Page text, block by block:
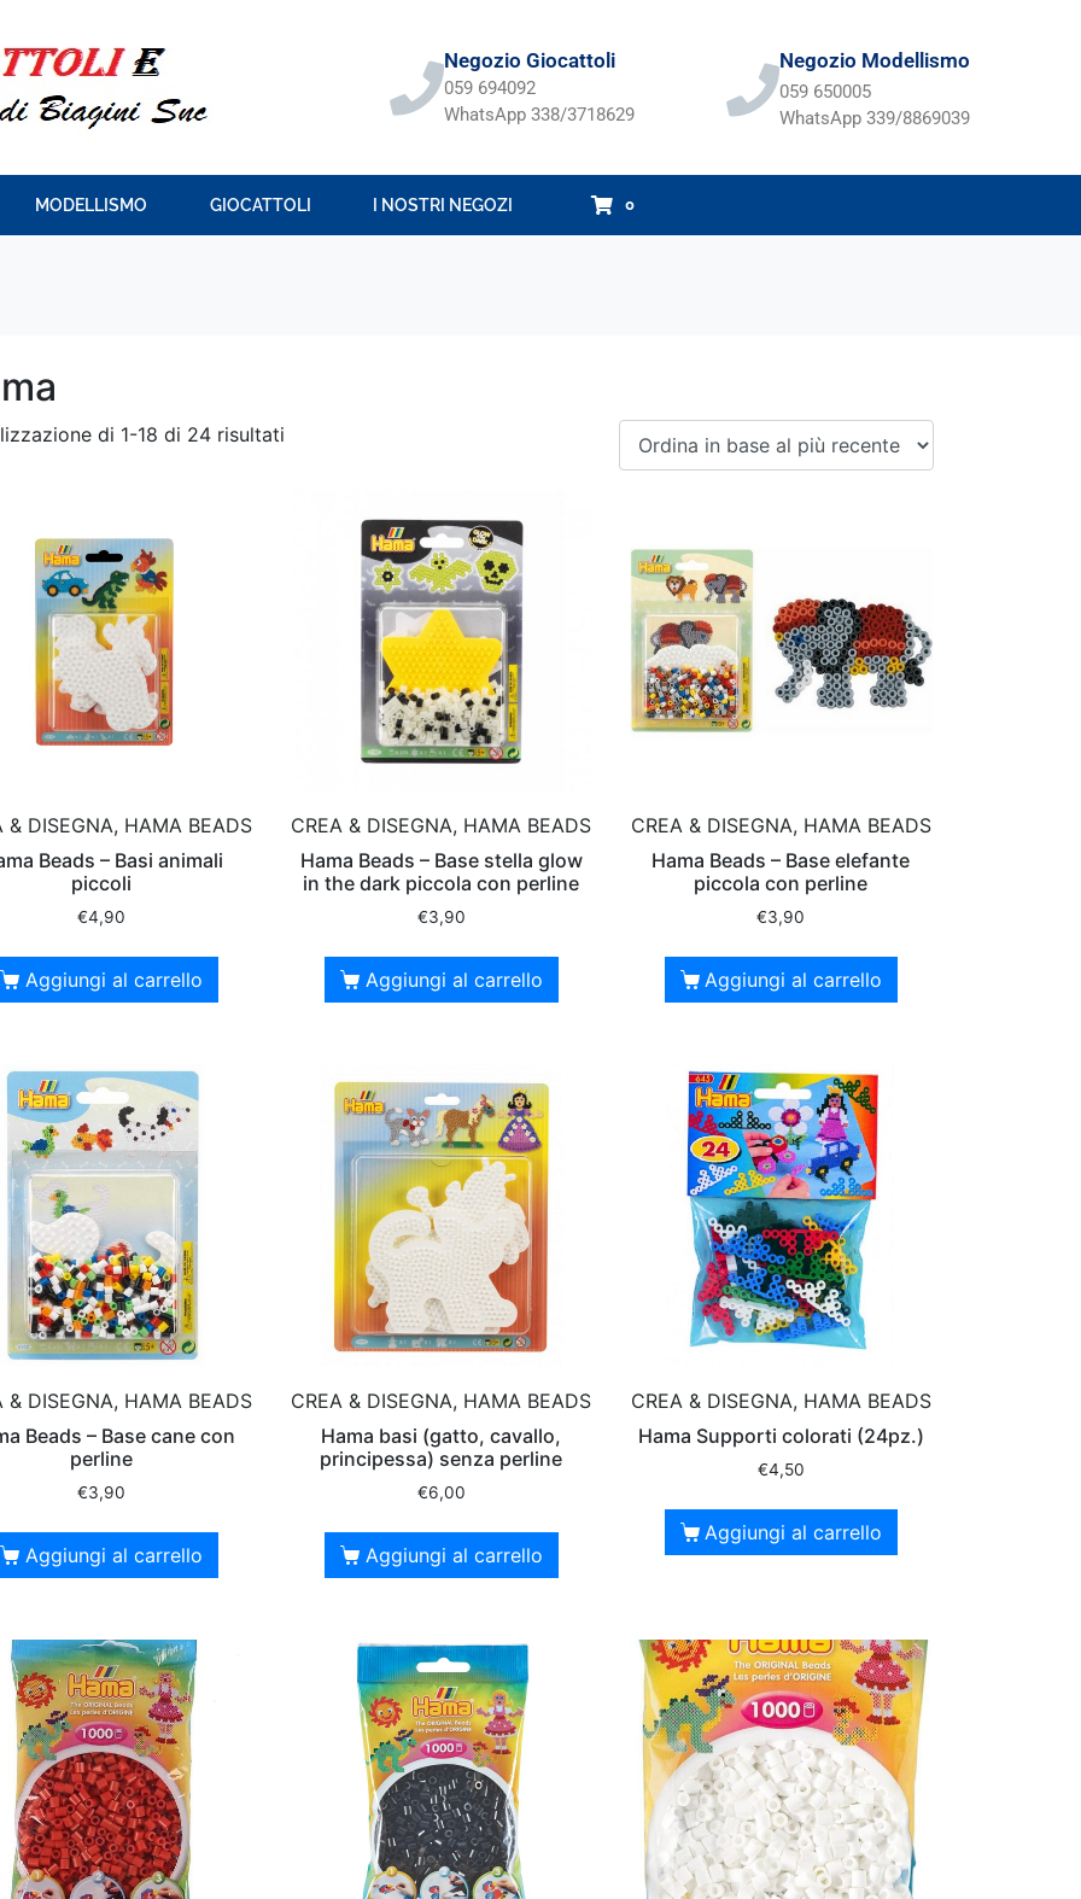
Negozio Giocattoli
059 694092
WhatsApp 338/3718629
Negozio Modellismo
059 650005
WhatsApp 339/8869039
MODELLISMO GIOCATTOLI I NOSTRI NEGOZI 0
di 1-18 di 24 risultati
& DISEGNA, HAMA BEADS
Beads – Basi animali
piccoli
€4,90
Aggiungi al carrello
CREA & DISEGNA, HAMA BEADS
Hama Beads – Base stella glow
in the dark piccola con perline
€3,90
Aggiungi al carrello
CREA & DISEGNA, HAMA BEADS
Hama Beads – Base elefante
piccola con perline
€3,90
Aggiungi al carrello
& DISEGNA, HAMA BEADS
Beads – Base cane con
perline
€3,90
Aggiungi al carrello
CREA & DISEGNA, HAMA BEADS
Hama basi (gatto, cavallo,
principessa) senza perline
€6,00
Aggiungi al carrello
CREA & DISEGNA, HAMA BEADS
Hama Supporti colorati (24pz.)
€4,50
Aggiungi al carrello